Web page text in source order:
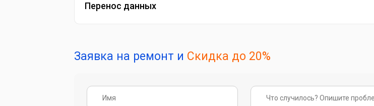
Перенос данных
Заявка на ремонт и Скидка до 20%